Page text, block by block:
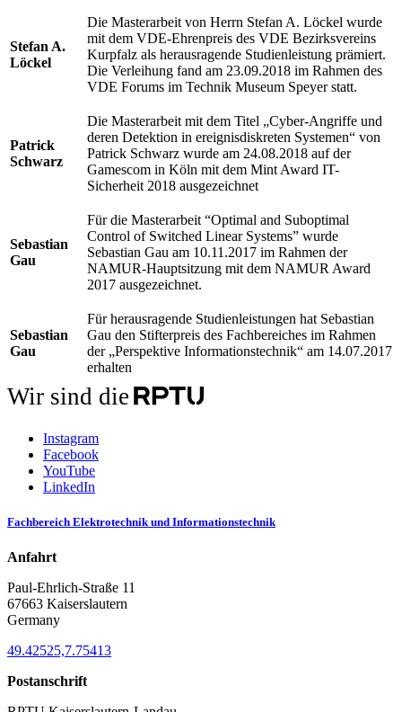
Stefan A.
Löckel
Die Masterarbeit von Herrn Stefan A. Löckel wurde
mit dem VDE-Ehrenpreis des VDE Bezirksvereins
Kurpfalz als herausragende Studienleistung prämiert.
Die Verleihung fand am 23.09.2018 im Rahmen des
VDE Forums im Technik Museum Speyer statt.
Patrick
Schwarz
Die Masterarbeit mit dem Titel „Cyber-Angriffe und
deren Detektion in ereignisdiskreten Systemen“ von
Patrick Schwarz wurde am 24.08.2018 auf der
Gamescom in Köln mit dem Mint Award IT-
Sicherheit 2018 ausgezeichnet
Sebastian
Gau
Für die Masterarbeit “Optimal and Suboptimal
Control of Switched Linear Systems” wurde
Sebastian Gau am 10.11.2017 im Rahmen der
NAMUR-Hauptsitzung mit dem NAMUR Award
2017 ausgezeichnet.
Sebastian
Gau
Für herausragende Studienleistungen hat Sebastian
Gau den Stifterpreis des Fachbereiches im Rahmen
der „Perspektive Informationstechnik“ am 14.07.2017
erhalten
Wir sind die
Instagram
Facebook
YouTube
LinkedIn
Fachbereich Elektrotechnik und Informationstechnik
Anfahrt
Paul-Ehrlich-Straße 11
67663 Kaiserslautern
Germany
49.42525,7.75413
Postanschrift